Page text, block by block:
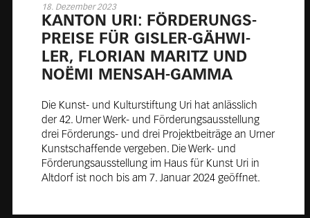
18. Dezember 2023
KAN­TON URI: FÖR­DE­RUNGS­
PREI­SE FÜR GIS­LER-GÄH­WI­
LER, FLO­RI­AN MA­RITZ UND
NO­Ë­MI MEN­SAH-GAM­MA
Die Kunst- und Kulturstiftung Uri hat anlässlich
der 42. Urner Werk- und Förderungsausstellung
drei Förderungs- und drei Projektbeiträge an Urner
Kunstschaffende vergeben. Die Werk- und
Förderungsausstellung im Haus für Kunst Uri in
Altdorf ist noch bis am 7. Januar 2024 geöffnet.